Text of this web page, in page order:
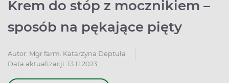
Krem do stóp z mocznikiem –
sposób na pękające pięty
Autor: Mgr farm. Katarzyna Deptuła
Data aktualizacji: 13.11.2023